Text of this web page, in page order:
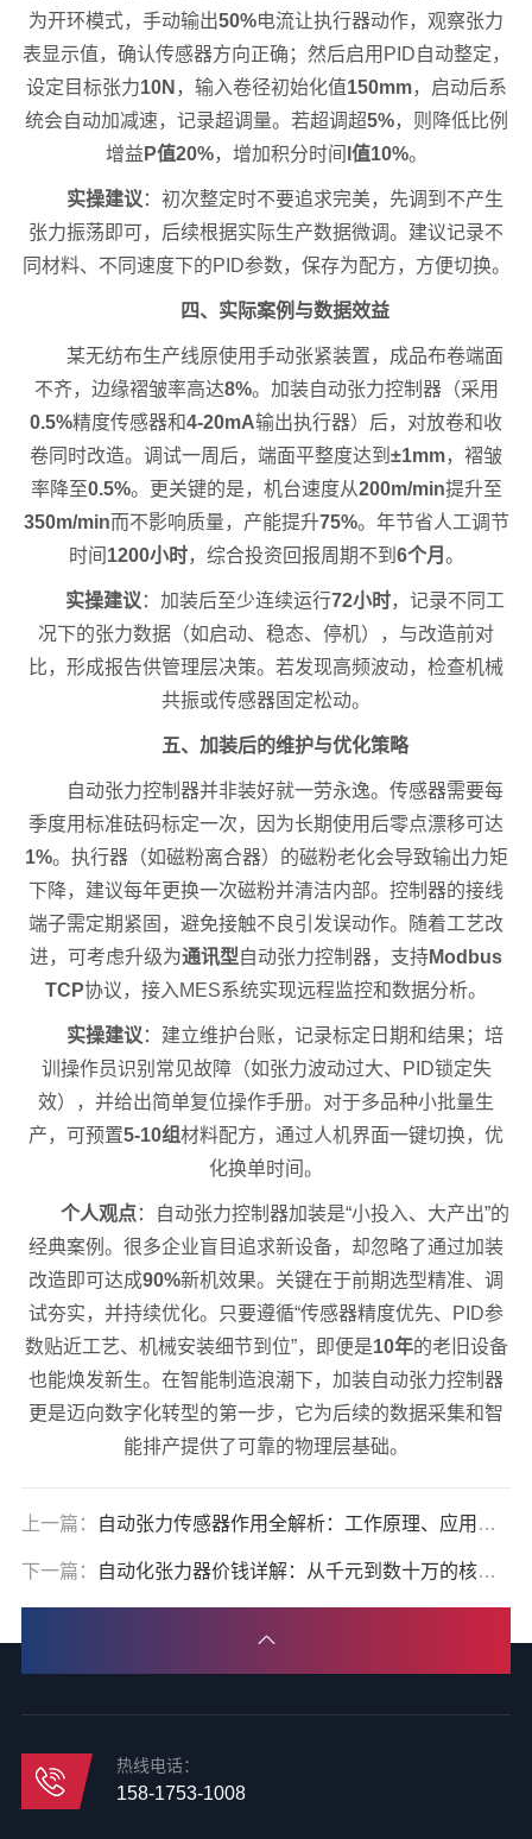
为开环模式，手动输出50%电流让执行器动作，观察张力
表显示值，确认传感器方向正确；然后启用PID自动整定，
设定目标张力10N ，输入卷径初始化值150mm，启动后系
统会自动加减速，记录超调量。若超调超5%，则降低比例
增益 P值20%，增加积分时间 I值10%。
实操建议 ：初次整定时不要追求完美，先调到不产生
张力振荡即可，后续根据实际生产数据微调。建议记录不
同材料、不同速度下的PID参数，保存为配方，方便切换。
四、实际案例与数据效益
某无纺布生产线原使用手动张紧装置，成品布卷端面
不齐，边缘褶皱率高达8%。加装自动张力控制器（采用
0.5%精度传感器和4-20mA输出执行器）后，对放卷和收
卷同时改造。调试一周后，端面平整度达到 ±1mm，褶皱
率降至0.5%。更关键的是，机台速度从200m/min提升至
350m/min而不影响质量，产能提升75%。年节省人工调节
时间 1200小时，综合投资回报周期不到 6个月 。
实操建议 ：加装后至少连续运行72小时，记录不同工
况下的张力数据（如启动、稳态、停机），与改造前对
比，形成报告供管理层决策。若发现高频波动，检查机械
共振或传感器固定松动。
五、加装后的维护与优化策略
自动张力控制器并非装好就一劳永逸。传感器需要每
季度用标准砝码标定一次，因为长期使用后零点漂移可达
1%。执行器（如磁粉离合器）的磁粉老化会导致输出力矩
下降，建议每年更换一次磁粉并清洁内部。控制器的接线
端子需定期紧固，避免接触不良引发误动作。随着工艺改
进，可考虑升级为通讯型自动张力控制器，支持Modbus
TCP协议，接入MES系统实现远程监控和数据分析。
实操建议 ：建立维护台账，记录标定日期和结果；培
训操作员识别常见故障（如张力波动过大、PID锁定失
效），并给出简单复位操作手册。对于多品种小批量生
产，可预置5-10组材料配方，通过人机界面一键切换，优
化换单时间。
个人观点：自动张力控制器加装是“小投入、大产出”的
经典案例。很多企业盲目追求新设备，却忽略了通过加装
改造即可达成90%新机效果。关键在于前期选型精准、调
试夯实，并持续优化。只要遵循“传感器精度优先、PID参
数贴近工艺、机械安装细节到位”，即便是10年的老旧设备
也能焕发新生。在智能制造浪潮下，加装自动张力控制器
更是迈向数字化转型的第一步，它为后续的数据采集和智
能排产提供了可靠的物理层基础。
上一篇： 自动张力传感器作用全解析：工作原理、应用场景与选型指南
下一篇： 自动化张力器价钱详解：从千元到数十万的核心影响因素与选购指南
热线电话：
158-1753-1008